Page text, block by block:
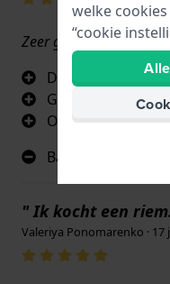
Zeer goed
De tijd aflezen
Geeft licht in het
Overzichtelijk
Bandje scheurt
" Ik kocht een
Valeriya Ponomarenko · 17
welke
“cookie